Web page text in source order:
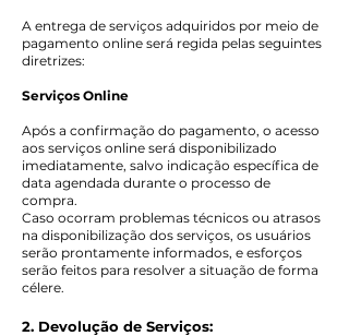
A entrega de serviços adquiridos por meio de
pagamento online será regida pelas seguintes
diretrizes:
Serviços Online
Após a confirmação do pagamento, o acesso
aos serviços online será disponibilizado
imediatamente, salvo indicação específica de
data agendada durante o processo de
compra.
Caso ocorram problemas técnicos ou atrasos
na disponibilização dos serviços, os usuários
serão prontamente informados, e esforços
serão feitos para resolver a situação de forma
célere.
2. Devolução de Serviços: